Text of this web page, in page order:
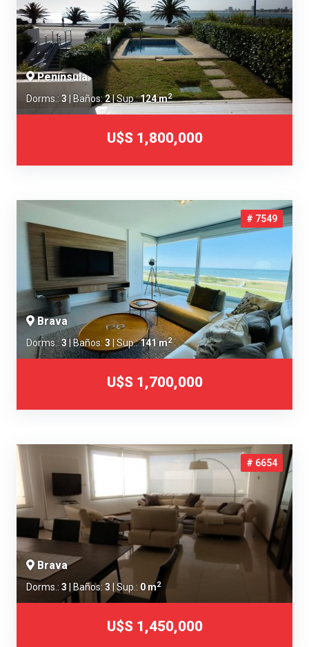
Península
Dorms.: 3 | Baños:2| Sup.:124 m2
U$S 1,800,000
# 7549
Brava
Dorms.:3| Baños: 3 | Sup.:141 m2
U$S 1,700,000
# 6654
Brava
Dorms.: 3 | Baños: 3 | Sup.: 0 m2
U$S 1,450,000